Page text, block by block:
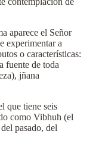
aparece el Señor
experimentar a
o características:
fuente de toda
jñana
que tiene seis
como Vibhuh (el
pasado, del